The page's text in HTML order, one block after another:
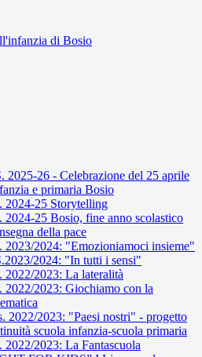
di Bosio
2025-26 - Celebrazione del 25 aprile
e primaria Bosio
2024-25 Storytelling
2024-25 Bosio, fine anno scolastico
della pace
2023/2024: "Emozioniamoci insieme"
2024: "In tutti i sensi"
2022/2023: La lateralità
2022/2023: Giochiamo con la
2022/2023: "Paesi nostri" - progetto
scuola infanzia-scuola primaria
2022/2023: La Fantascuola